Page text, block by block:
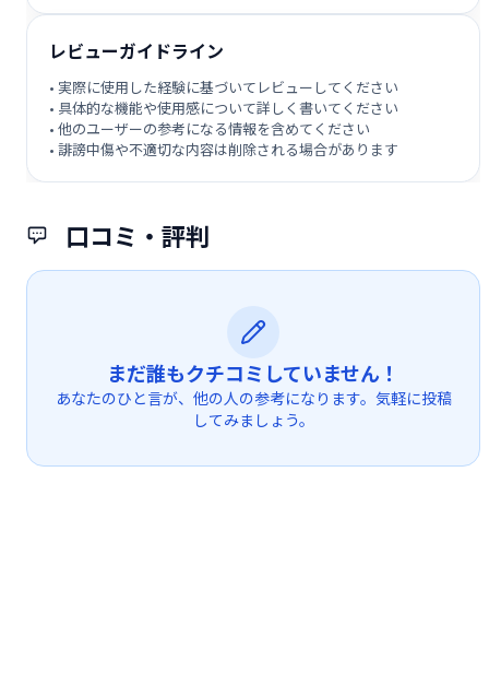
口コミ・評判
まだ誰もクチコミしていません！
あなたのひと言が、他の人の参考になります。気軽に投稿
してみましょう。
レビューガイドライン
• 実際に使用した経験に基づいてレビューしてください
• 具体的な機能や使用感について詳しく書いてください
• 他のユーザーの参考になる情報を含めてください
• 誹謗中傷や不適切な内容は削除される場合があります